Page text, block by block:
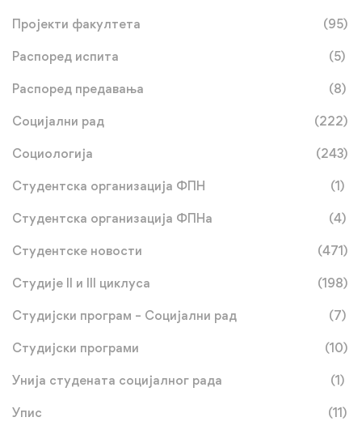
Пројекти факултета (95)
Распоред испита (5)
Распоред предавања (8)
Социјални рад (222)
Социологија (243)
Студентска организација ФПН (1)
Студентска организација ФПНа (4)
Студентске новости (471)
Студије II и III циклуса (198)
Студијски програм – Социјални рад (7)
Студијски програми (10)
Унија студената социјалног рада (1)
Упис (11)